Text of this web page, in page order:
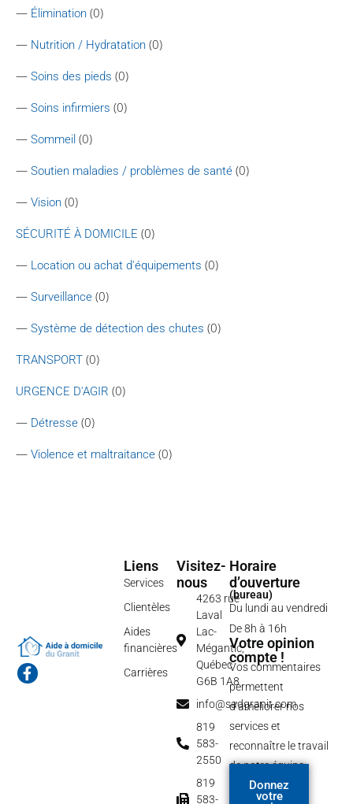
— Élimination (0)
— Nutrition / Hydratation (0)
— Soins des pieds (0)
— Soins infirmiers (0)
— Sommeil (0)
— Soutien maladies / problèmes de santé (0)
— Vision (0)
SÉCURITÉ À DOMICILE (0)
— Location ou achat d'équipements (0)
— Surveillance (0)
— Système de détection des chutes (0)
TRANSPORT (0)
URGENCE D'AGIR (0)
— Détresse (0)
— Violence et maltraitance (0)
F
a
Liens
Services
Clientèles
Aides
financières
Carrières
Visitez-
nous
4263 rue
Laval
Lac-
Mégantic,
Québec
G6B 1A8
info@sadgranit.com
819
583-
2550
819
583-
Horaire
d’ouverture
(bureau)
Du lundi au vendredi
De 8h à 16h
Votre opinion
compte !
Vos commentaires
permettent
d’améliorer nos
services et
reconnaître le travail
de notre équipe.
Donnez
votre